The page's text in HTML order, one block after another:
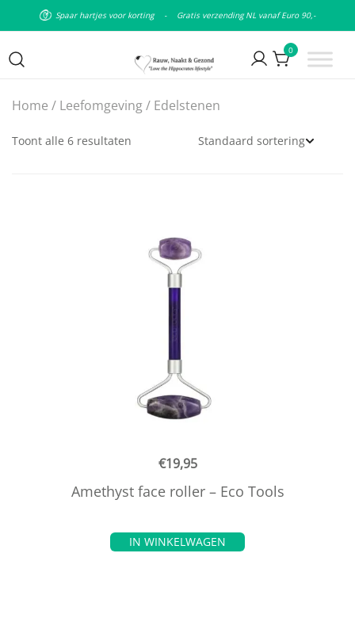
Spaar hartjes voor korting - Gratis verzending NL vanaf Euro 90,-
0
Home / Leefomgeving/ Edelstenen
Toont alle 6 resultaten
€19,95
Amethyst face roller – Eco Tools
IN WINKELWAGEN